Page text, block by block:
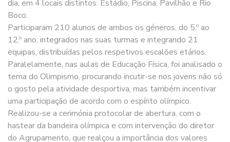
dia, em 4 locais distintos: Estádio, Piscina, Pavilhão e Rio
Boco.
Participaram 210 alunos de ambos os géneros, do 5.º ao
12.º ano, integrados nas suas turmas e integrando 21
equipas, distribuídas pelos respetivos escalões etários.
Paralelamente, nas aulas de Educação Física, foi analisado o
tema do Olimpismo, procurando incutir-se nos jovens não só
o gosto pela atividade desportiva, mas também incentivar
uma participação de acordo com o espírito olímpico.
Realizou-se a cerimónia protocolar de abertura, com o
hastear da bandeira olímpica e com intervenção do diretor
do Agrupamento, que realçou a importância dos valores